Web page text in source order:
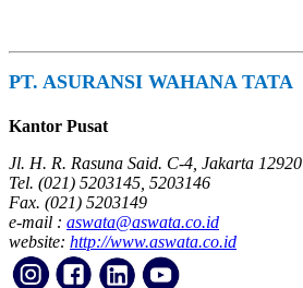
PT. ASURANSI WAHANA TATA
Kantor Pusat
Jl. H. R. Rasuna Said. C-4, Jakarta 12920
Tel. (021) 5203145, 5203146
Fax. (021) 5203149
e-mail : aswata@aswata.co.id
website: http://www.aswata.co.id